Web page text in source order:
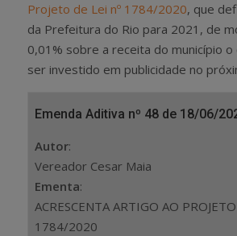
Projeto de Lei nº 1784/2020, que
da Prefeitura do Rio para 2021, de
0,01% sobre a receita do município
ser investido em publicidade no
Emenda Aditiva nº 48 de 18/06/
Autor:
Vereador Cesar Maia
Ementa:
ACRESCENTA ARTIGO AO
1784/2020